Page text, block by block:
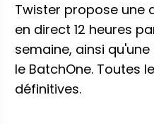
Twister propose une
en direct 12 heures
semaine, ainsi
le BatchOne. Toutes
définitives.